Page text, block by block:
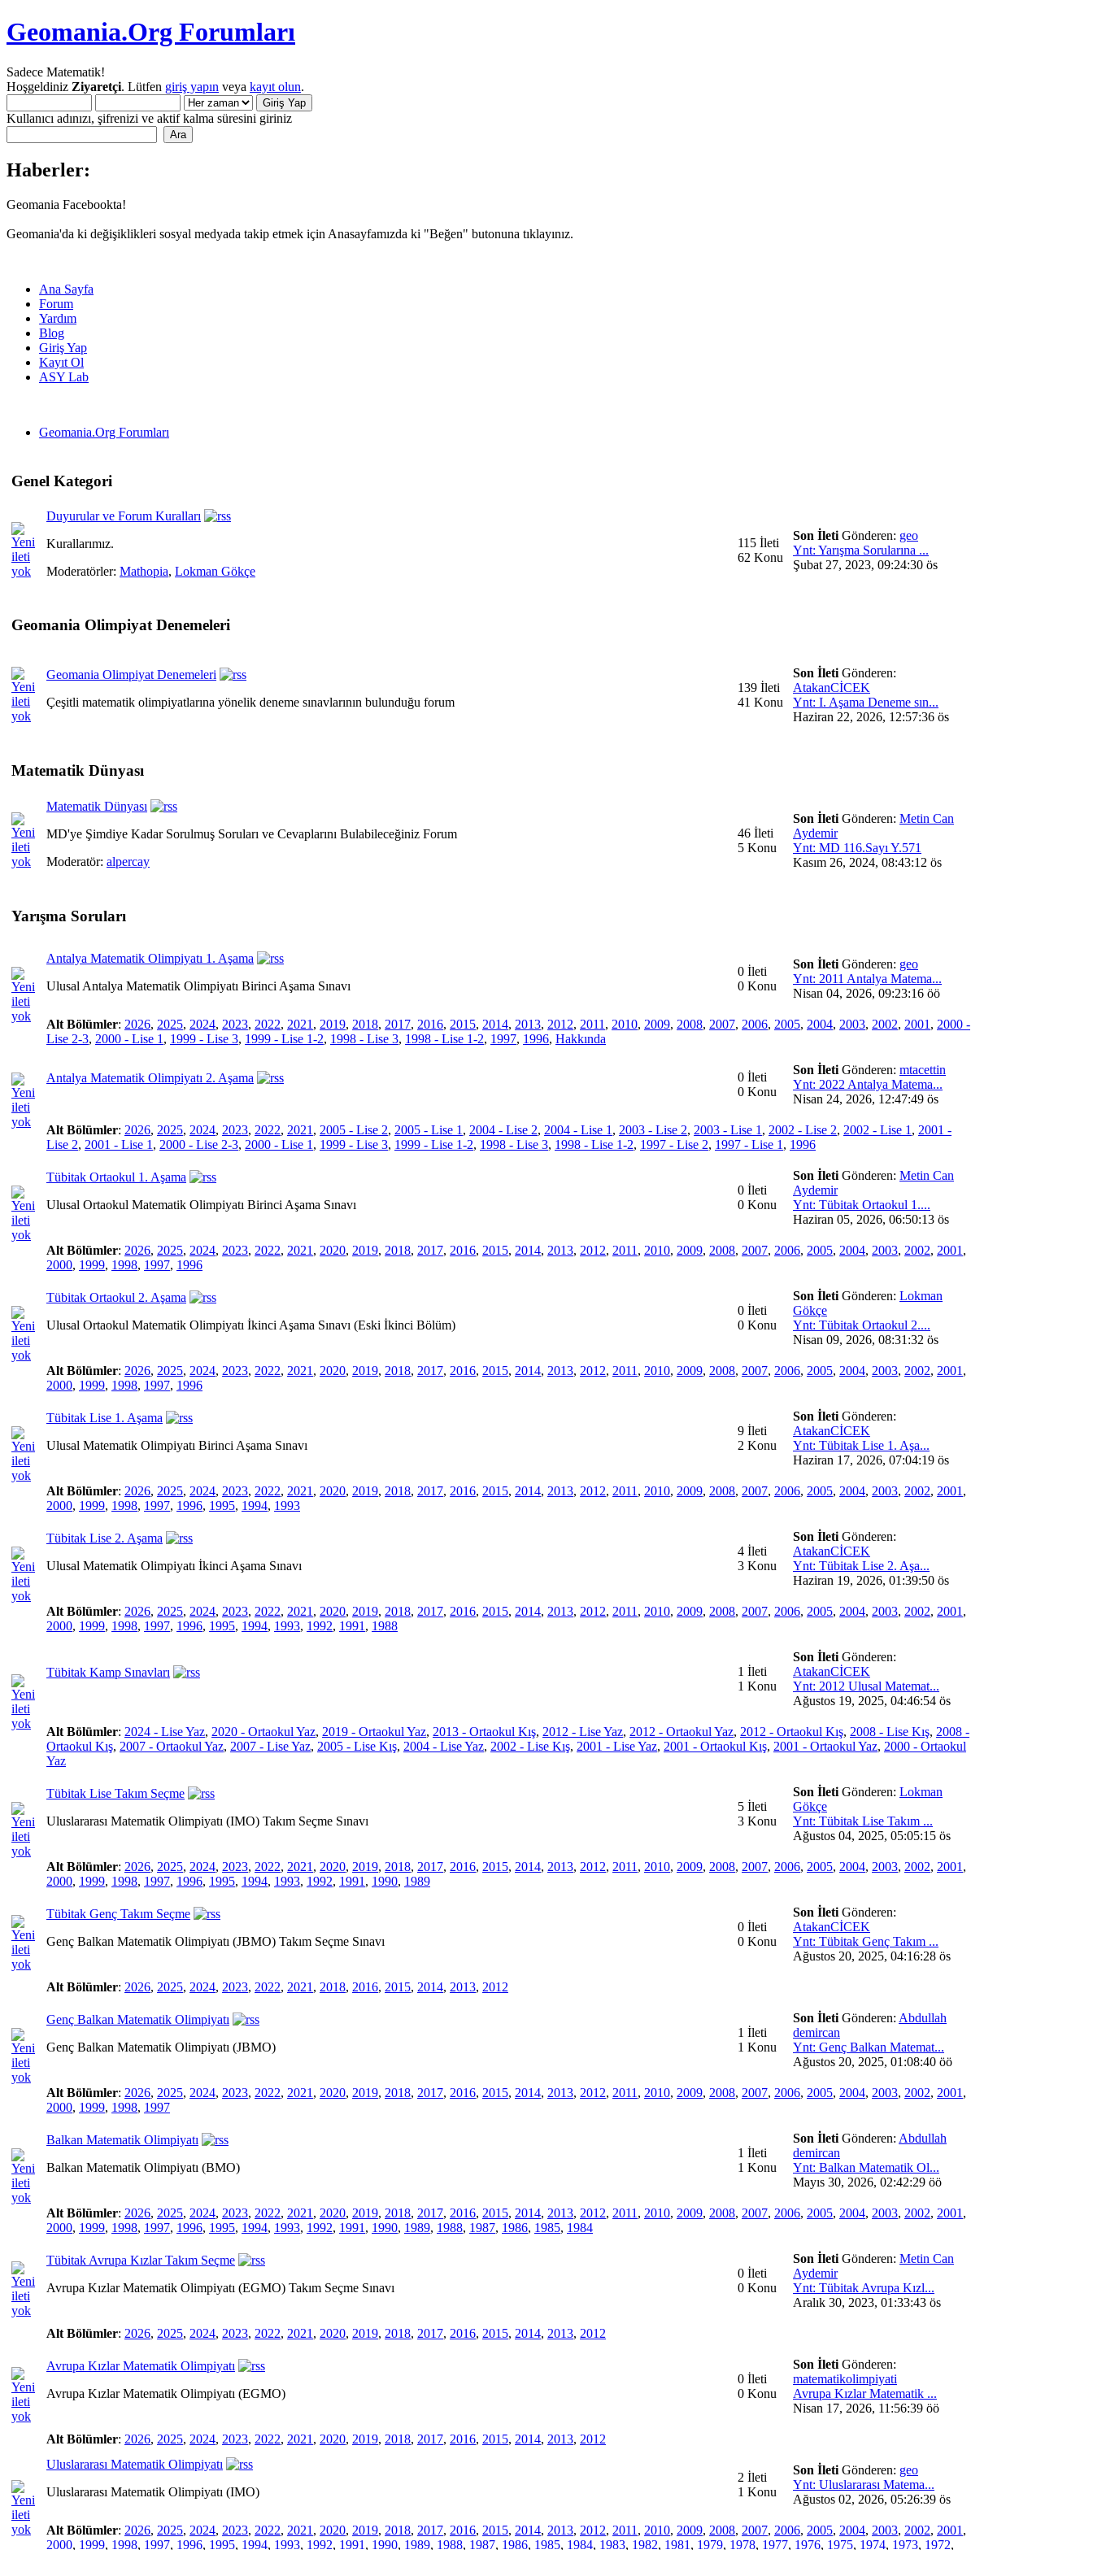
Geomania.Org Forumları
Sadece Matematik!
Hoşgeldiniz Ziyaretçi. Lütfen giriş yapın veya kayıt olun.
Kullanıcı adınızı, şifrenizi ve aktif kalma süresini giriniz
Haberler:
Geomania Facebookta!
Geomania'da ki değişiklikleri sosyal medyada takip etmek için Anasayfamızda ki "Beğen" butonuna tıklayınız.
Ana Sayfa
Forum
Yardım
Blog
Giriş Yap
Kayıt Ol
ASY Lab
Geomania.Org Forumları
Genel Kategori
Duyurular ve Forum Kuralları
Kurallarımız.
Moderatörler: Mathopia, Lokman Gökçe
115 İleti
62 Konu
Son İleti Gönderen: geo
Ynt: Yarışma Sorularına ...
Şubat 27, 2023, 09:24:30 ös
Geomania Olimpiyat Denemeleri
Geomania Olimpiyat Denemeleri
Çeşitli matematik olimpiyatlarına yönelik deneme sınavlarının bulunduğu forum
139 İleti
41 Konu
Son İleti Gönderen:
AtakanCİCEK
Ynt: I. Aşama Deneme sın...
Haziran 22, 2026, 12:57:36 ös
Matematik Dünyası
Matematik Dünyası
MD'ye Şimdiye Kadar Sorulmuş Soruları ve Cevaplarını Bulabileceğiniz Forum
Moderatör: alpercay
46 İleti
5 Konu
Son İleti Gönderen: Metin Can
Aydemir
Ynt: MD 116.Sayı Y.571
Kasım 26, 2024, 08:43:12 ös
Yarışma Soruları
Antalya Matematik Olimpiyatı 1. Aşama
Ulusal Antalya Matematik Olimpiyatı Birinci Aşama Sınavı
0 İleti
0 Konu
Son İleti Gönderen: geo
Ynt: 2011 Antalya Matema...
Nisan 04, 2026, 09:23:16 öö
Alt Bölümler: 2026, 2025, 2024, 2023, 2022, 2021 , 2019, 2018, 2017, 2016, 2015, 2014, 2013, 2012, 2011 , 2010, 2009, 2008, 2007, 2006, 2005, 2004, 2003, 2002, 2001 , 2000 -
Lise 2-3, 2000 - Lise 1 , 1999 - Lise 3, 1999 - Lise 1-2, 1998 - Lise 3, 1998 - Lise 1-2, 1997, 1996, Hakkında
Antalya Matematik Olimpiyatı 2. Aşama
0 İleti
0 Konu
Son İleti Gönderen: mtacettin
Ynt: 2022 Antalya Matema...
Nisan 24, 2026, 12:47:49 ös
Alt Bölümler: 2026, 2025, 2024, 2023, 2022, 2021 , 2005 - Lise 2, 2005 - Lise 1 , 2004 - Lise 2, 2004 - Lise 1 , 2003 - Lise 2, 2003 - Lise 1 , 2002 - Lise 2, 2002 - Lise 1 , 2001 -
Lise 2, 2001 - Lise 1 , 2000 - Lise 2-3, 2000 - Lise 1 , 1999 - Lise 3, 1999 - Lise 1-2, 1998 - Lise 3, 1998 - Lise 1-2, 1997 - Lise 2, 1997 - Lise 1 , 1996
Tübitak Ortaokul 1. Aşama
Ulusal Ortaokul Matematik Olimpiyatı Birinci Aşama Sınavı
0 İleti
0 Konu
Son İleti Gönderen: Metin Can
Aydemir
Ynt: Tübitak Ortaokul 1....
Haziran 05, 2026, 06:50:13 ös
Alt Bölümler: 2026, 2025, 2024, 2023, 2022, 2021 , 2020, 2019, 2018, 2017, 2016, 2015, 2014, 2013, 2012, 2011 , 2010, 2009, 2008, 2007, 2006, 2005, 2004, 2003, 2002, 2001 ,
2000, 1999, 1998, 1997, 1996
Tübitak Ortaokul 2. Aşama
Ulusal Ortaokul Matematik Olimpiyatı İkinci Aşama Sınavı (Eski İkinci Bölüm)
0 İleti
0 Konu
Son İleti Gönderen: Lokman
Gökçe
Ynt: Tübitak Ortaokul 2....
Nisan 09, 2026, 08:31:32 ös
Alt Bölümler: 2026, 2025, 2024, 2023, 2022, 2021 , 2020, 2019, 2018, 2017, 2016, 2015, 2014, 2013, 2012, 2011 , 2010, 2009, 2008, 2007, 2006, 2005, 2004, 2003, 2002, 2001 ,
2000, 1999, 1998, 1997, 1996
Tübitak Lise 1. Aşama
Ulusal Matematik Olimpiyatı Birinci Aşama Sınavı
9 İleti
2 Konu
Son İleti Gönderen:
AtakanCİCEK
Ynt: Tübitak Lise 1. Aşa...
Haziran 17, 2026, 07:04:19 ös
Alt Bölümler: 2026, 2025, 2024, 2023, 2022, 2021 , 2020, 2019, 2018, 2017, 2016, 2015, 2014, 2013, 2012, 2011 , 2010, 2009, 2008, 2007, 2006, 2005, 2004, 2003, 2002, 2001 ,
2000, 1999, 1998, 1997, 1996, 1995, 1994, 1993
Tübitak Lise 2. Aşama
Ulusal Matematik Olimpiyatı İkinci Aşama Sınavı
4 İleti
3 Konu
Son İleti Gönderen:
AtakanCİCEK
Ynt: Tübitak Lise 2. Aşa...
Haziran 19, 2026, 01:39:50 ös
Alt Bölümler: 2026, 2025, 2024, 2023, 2022, 2021 , 2020, 2019, 2018, 2017, 2016, 2015, 2014, 2013, 2012, 2011 , 2010, 2009, 2008, 2007, 2006, 2005, 2004, 2003, 2002, 2001 ,
2000, 1999, 1998, 1997, 1996, 1995, 1994, 1993, 1992, 1991 , 1988
Tübitak Kamp Sınavları
1 İleti
1 Konu
Son İleti Gönderen:
AtakanCİCEK
Ynt: 2012 Ulusal Matemat...
Ağustos 19, 2025, 04:46:54 ös
Alt Bölümler: 2024 - Lise Yaz, 2020 - Ortaokul Yaz, 2019 - Ortaokul Yaz, 2013 - Ortaokul Kış, 2012 - Lise Yaz, 2012 - Ortaokul Yaz, 2012 - Ortaokul Kış, 2008 - Lise Kış, 2008 -
Ortaokul Kış, 2007 - Ortaokul Yaz, 2007 - Lise Yaz, 2005 - Lise Kış, 2004 - Lise Yaz, 2002 - Lise Kış, 2001 - Lise Yaz, 2001 - Ortaokul Kış, 2001 - Ortaokul Yaz, 2000 - Ortaokul
Yaz
Tübitak Lise Takım Seçme
Uluslararası Matematik Olimpiyatı (IMO) Takım Seçme Sınavı
5 İleti
3 Konu
Son İleti Gönderen: Lokman
Gökçe
Ynt: Tübitak Lise Takım ...
Ağustos 04, 2025, 05:05:15 ös
Alt Bölümler: 2026, 2025, 2024, 2023, 2022, 2021 , 2020, 2019, 2018, 2017, 2016, 2015, 2014, 2013, 2012, 2011 , 2010, 2009, 2008, 2007, 2006, 2005, 2004, 2003, 2002, 2001 ,
2000, 1999, 1998, 1997, 1996, 1995, 1994, 1993, 1992, 1991 , 1990, 1989
Tübitak Genç Takım Seçme
Genç Balkan Matematik Olimpiyatı (JBMO) Takım Seçme Sınavı
0 İleti
0 Konu
Son İleti Gönderen:
AtakanCİCEK
Ynt: Tübitak Genç Takım ...
Ağustos 20, 2025, 04:16:28 ös
Alt Bölümler: 2026, 2025, 2024, 2023, 2022, 2021 , 2018, 2016, 2015, 2014, 2013, 2012
Genç Balkan Matematik Olimpiyatı
Genç Balkan Matematik Olimpiyatı (JBMO)
1 İleti
1 Konu
Son İleti Gönderen: Abdullah
demircan
Ynt: Genç Balkan Matemat...
Ağustos 20, 2025, 01:08:40 öö
Alt Bölümler: 2026, 2025, 2024, 2023, 2022, 2021 , 2020, 2019, 2018, 2017, 2016, 2015, 2014, 2013, 2012, 2011 , 2010, 2009, 2008, 2007, 2006, 2005, 2004, 2003, 2002, 2001 ,
2000, 1999, 1998, 1997
Balkan Matematik Olimpiyatı
Balkan Matematik Olimpiyatı (BMO)
1 İleti
1 Konu
Son İleti Gönderen: Abdullah
demircan
Ynt: Balkan Matematik Ol...
Mayıs 30, 2026, 02:42:29 öö
Alt Bölümler: 2026, 2025, 2024, 2023, 2022, 2021 , 2020, 2019, 2018, 2017, 2016, 2015, 2014, 2013, 2012, 2011 , 2010, 2009, 2008, 2007, 2006, 2005, 2004, 2003, 2002, 2001 ,
2000, 1999, 1998, 1997, 1996, 1995, 1994, 1993, 1992, 1991 , 1990, 1989, 1988, 1987, 1986, 1985, 1984
Tübitak Avrupa Kızlar Takım Seçme
Avrupa Kızlar Matematik Olimpiyatı (EGMO) Takım Seçme Sınavı
0 İleti
0 Konu
Son İleti Gönderen: Metin Can
Aydemir
Ynt: Tübitak Avrupa Kızl...
Aralık 30, 2023, 01:33:43 ös
Alt Bölümler: 2026, 2025, 2024, 2023, 2022, 2021 , 2020, 2019, 2018, 2017, 2016, 2015, 2014, 2013, 2012
Avrupa Kızlar Matematik Olimpiyatı
Avrupa Kızlar Matematik Olimpiyatı (EGMO)
0 İleti
0 Konu
Son İleti Gönderen:
matematikolimpiyati
Avrupa Kızlar Matematik ...
Nisan 17, 2026, 11:56:39 öö
Alt Bölümler: 2026, 2025, 2024, 2023, 2022, 2021 , 2020, 2019, 2018, 2017, 2016, 2015, 2014, 2013, 2012
Uluslararası Matematik Olimpiyatı
Uluslararası Matematik Olimpiyatı (IMO)
2 İleti
1 Konu
Son İleti Gönderen: geo
Ynt: Uluslararası Matema...
Ağustos 02, 2026, 05:26:39 ös
Alt Bölümler: 2026, 2025, 2024, 2023, 2022, 2021 , 2020, 2019, 2018, 2017, 2016, 2015, 2014, 2013, 2012, 2011 , 2010, 2009, 2008, 2007, 2006, 2005, 2004, 2003, 2002, 2001 ,
2000, 1999, 1998, 1997, 1996, 1995, 1994, 1993, 1992, 1991 , 1990, 1989, 1988, 1987, 1986, 1985, 1984, 1983, 1982, 1981 , 1979, 1978, 1977, 1976, 1975, 1974, 1973, 1972,